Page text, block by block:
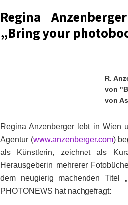
Regina
„Bring your
R.
von
von
Regina Anzenberger lebt in Wien
Agentur (www.anzenberger.com)
als Künstlerin, zeichnet als
Herausgeberin mehrerer
dem neugierig machenden Titel
PHOTONEWS hat nachgefragt: